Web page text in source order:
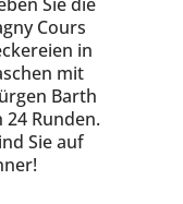
Cours
in
mit
Barth
Runden.
Sie auf